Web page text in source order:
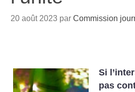
20 août 2023 parCommission
Si
pas